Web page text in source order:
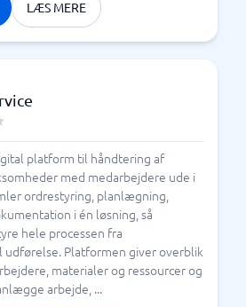
LÆS MERE
platform til håndtering af
med medarbejdere ude i
ordrestyring, planlægning,
i én løsning, så
hele processen fra
Platformen giver overblik
materialer og ressourcer og
arbejde, ...